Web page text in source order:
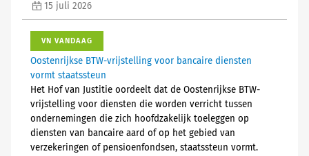
15 juli 2026
VN VANDAAG
Oostenrijkse BTW-vrijstelling voor bancaire diensten
vormt staatssteun
Het Hof van Justitie oordeelt dat de Oostenrijkse BTW-
vrijstelling voor diensten die worden verricht tussen
ondernemingen die zich hoofdzakelijk toeleggen op
diensten van bancaire aard of op het gebied van
verzekeringen of pensioenfondsen, staatssteun vormt.